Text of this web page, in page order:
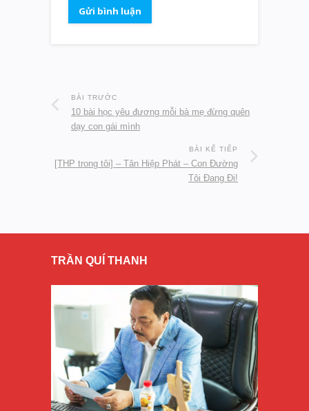
BÀI TRƯỚC
10 bài học yêu đương mỗi bà mẹ đừng quên
dạy con gái mình
BÀI KẾ TIẾP
[THP trong tôi] – Tân Hiệp Phát – Con Đường
Tôi Đang Đi!
TRẦN QUÍ THANH